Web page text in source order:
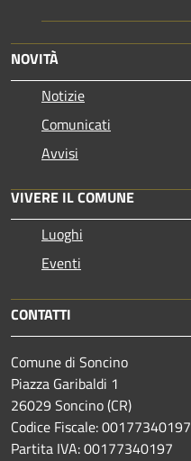
NOVITÀ
Notizie
Comunicati
Avvisi
VIVERE IL COMUNE
Luoghi
Eventi
CONTATTI
Comune di Soncino
Piazza Garibaldi 1
26029 Soncino (CR)
Codice Fiscale: 00177340197
Partita IVA: 00177340197